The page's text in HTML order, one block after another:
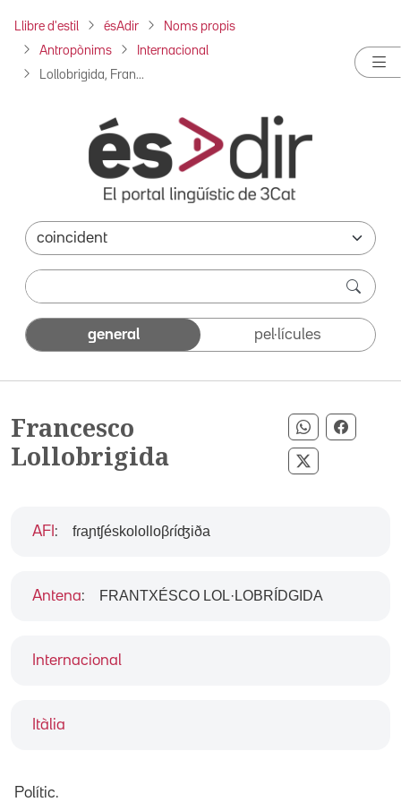
Llibre d'estil ésAdir Noms propis
Antropònims Internacional
Lollobrigida, Fran...
general pel·lícules
Francesco
Lollobrigida
Compartir
Compartir
Internacional
Itàlia
AFI : fɾaɲtʃéskololloβɾíʤiða
Antena: FRANTXÉSCO LOL·LOBRÍDGIDA
Polític.